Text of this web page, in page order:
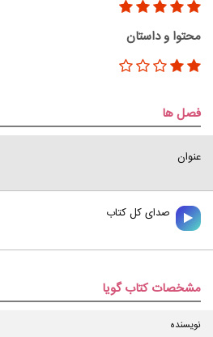
محتوا و داستان
فصل ها
عنوان
صدای کل کتاب
مشخصات کتاب گویا
نویسنده